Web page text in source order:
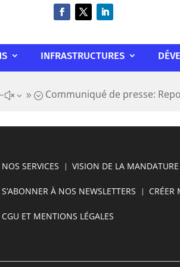
INFRASTRUCTURES
Communiqué de presse:
NOS SERVICES VISION DE LA MANDATURE
S’ABONNER À NOS NEWSLETTERS CRÉER
CGU ET MENTIONS LÉGALES